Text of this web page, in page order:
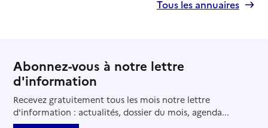
Tous les annuaires
Abonnez-vous à notre lettre
d'information
Recevez gratuitement tous les mois notre lettre
d'information : actualités, dossier du mois, agenda...